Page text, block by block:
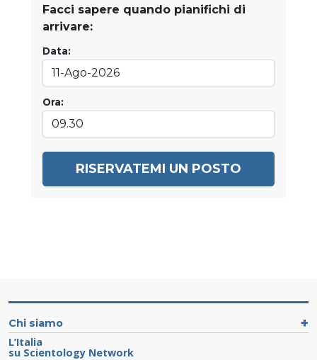
Facci sapere quando pianifichi di
arrivare:
Data:
Ora:
RISERVATEMI UN POSTO
Chi siamo
L’Italia
su Scientology Network